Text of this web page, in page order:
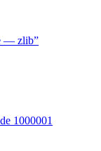
— zlib”
1000001